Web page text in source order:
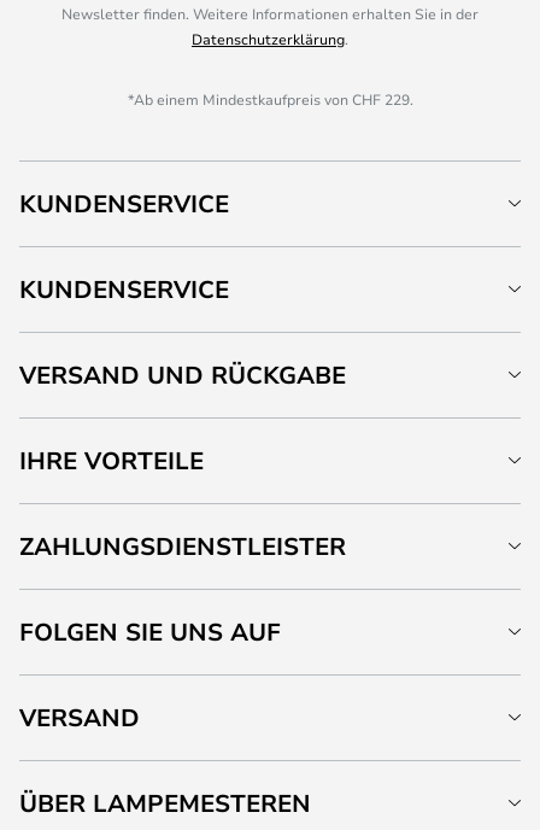
Newsletter finden. Weitere Informationen erhalten Sie in der
Datenschutzerklärung.
*Ab einem Mindestkaufpreis von CHF 229.
KUNDENSERVICE
KUNDENSERVICE
VERSAND UND RÜCKGABE
IHRE VORTEILE
ZAHLUNGSDIENSTLEISTER
FOLGEN SIE UNS AUF
VERSAND
ÜBER LAMPEMESTEREN